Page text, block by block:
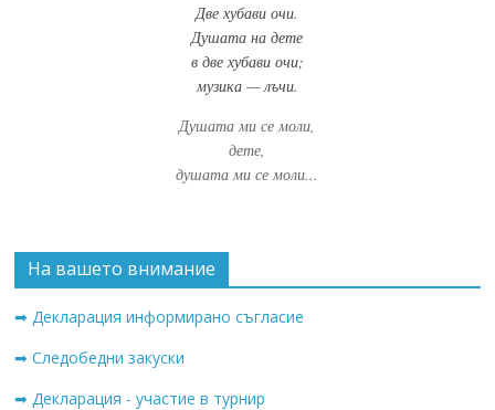
Две хубави очи.
Душата на дете
в две хубави очи;
музика — лъчи.
Душата ми се моли,
дете,
душата ми се моли...
На вашето внимание
➡ Декларация информирано съгласие
➡ Следобедни закуски
➡ Декларация - участие в турнир